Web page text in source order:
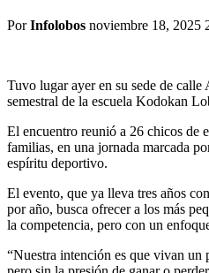
PorInfolobos noviembre 18, 2025
Tuvo lugar ayer en su sede de
semestral de la escuela Kodokan
El encuentro reunió a 26 chicos de
familias, en una jornada marcada
espíritu deportivo.
El evento, que ya lleva tres años
por año, busca ofrecer a los más
la competencia, pero con un
“Nuestra intención es que vivan un